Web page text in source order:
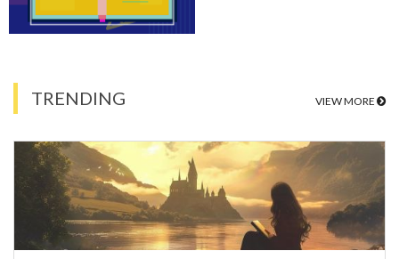
TRENDING VIEW MORE